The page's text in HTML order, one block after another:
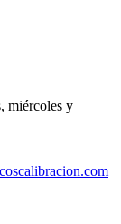
miércoles y